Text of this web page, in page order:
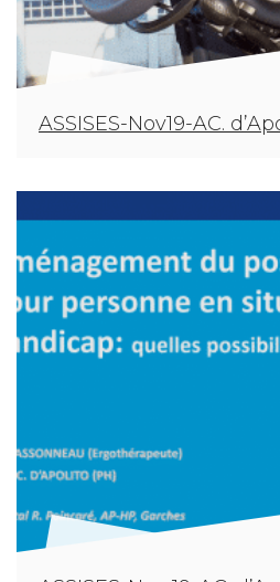
ASSISES-Nov19-AC.